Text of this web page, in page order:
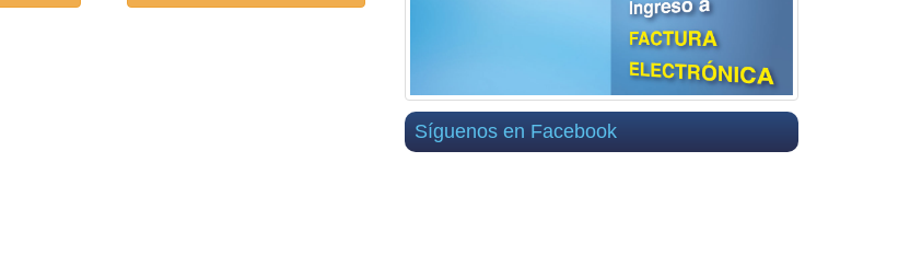
Síguenos en Facebook